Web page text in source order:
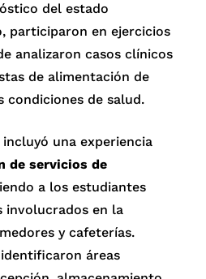
del estado
participaron en ejercicios
analizaron casos clínicos
de alimentación de
condiciones de salud.
una experiencia
de servicios de
a los estudiantes
involucrados en la
y cafeterías.
áreas